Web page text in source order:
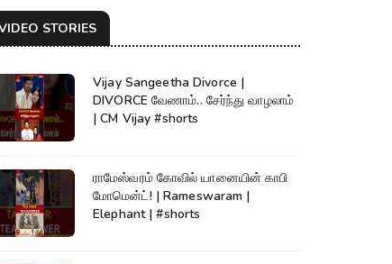
STORIES
Vijay Sangeetha Divorce |
DIVORCE வேணாம்.. சேர்ந்து வாழலாம்
| CM Vijay #shorts
ராமேஸ்வரம் கோவில் யானையின் காபி
மோமென்ட்! | Rameswaram |
Elephant | #shorts